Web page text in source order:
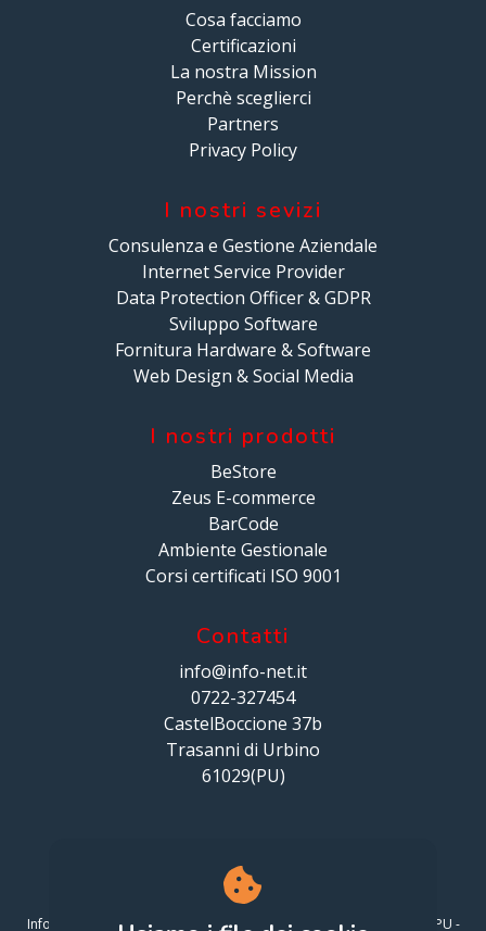
Cosa facciamo
Certificazioni
La nostra Mission
Perchè sceglierci
Partners
Privacy Policy
I nostri sevizi
Consulenza e Gestione Aziendale
Internet Service Provider
Data Protection Officer & GDPR
Sviluppo Software
Fornitura Hardware & Software
Web Design & Social Media
I nostri prodotti
BeStore
Zeus E-commerce
BarCode
Ambiente Gestionale
Corsi certificati ISO 9001
Contatti
info@info-net.it
0722-327454
CastelBoccione 37b
Trasanni di Urbino
61029(PU)
Info-Net S.r.l. via CastelBoccione 37/B Loc. Trasanni, 61029 Urbino PU -